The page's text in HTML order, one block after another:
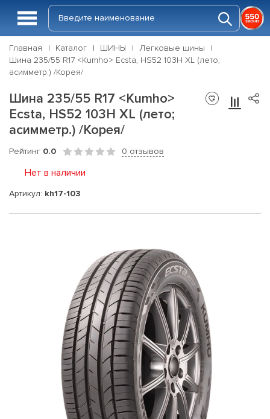
Главная Каталог ШИНЫ
Легковые шины
Шина 235/55 R17 <Kumho> Ecsta, HS52 103H XL (лето;
асимметр.) /Корея/
Шина 235/55 R17 <Kumho>
Ecsta, HS52 103H XL (лето;
асимметр.) /Корея/
Рейтинг 0.0 0 отзывов
Нет в наличии
Артикул: kh17-103